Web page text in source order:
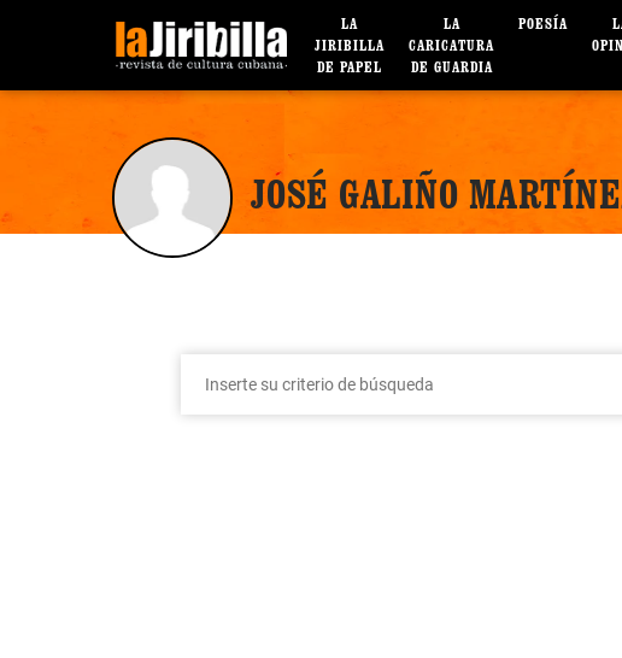
LA
JIRIBILLA
DE PAPEL
LA
CARICATURA
DE GUARDIA
POESÍA
JOSÉ GALIÑO